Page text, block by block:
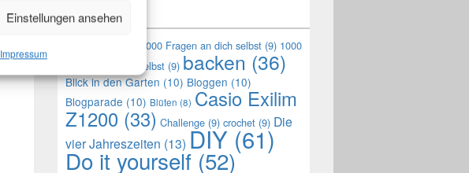
Einstellungen ansehen
Impressum
Themen
1000 Fragen an dich selbst (9) 1000
Fragen an mich selbst (9) backen (36)
Blick in den Garten (10) Bloggen (10)
Blogparade (10) Blüten (8) Casio Exilim
Z1200 (33) Challenge (9) crochet (9) Die
vier Jahreszeiten (13) DIY(61)
Do it yourself (52)